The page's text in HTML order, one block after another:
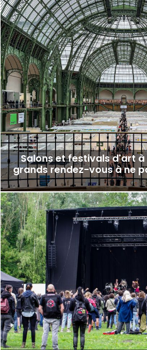
Salons et festivals d'art à
grands rendez-vous à ne